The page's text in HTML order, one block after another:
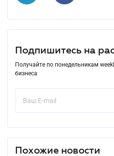
Подпишитесь на
Получайте по понедельникам
бизнеса
Похожие новости